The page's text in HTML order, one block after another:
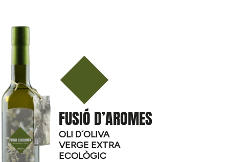
FUSIÓ D’AROMES
OLI D´OLIVA
VERGE EXTRA
ECOLÒGIC